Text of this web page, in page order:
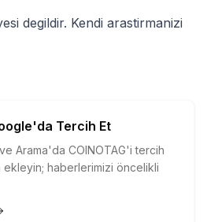
degildir. Kendi arastirmanizi
Tercih Et
Arama'da COINOTAG'i tercih
haberlerimizi öncelikli